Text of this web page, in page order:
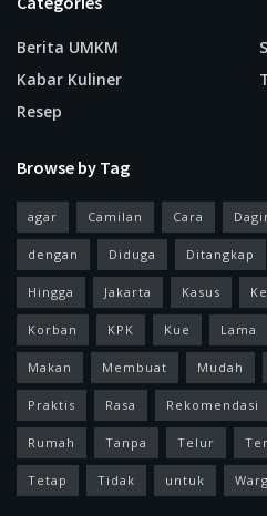
Berita UMKM
Kabar Kuliner
Resep
Browse by Tag
agar Camilan Cara
dengan Diduga Ditangkap
Hingga Jakarta Kasus
Korban KPK Kue Lama
Makan Membuat Mudah
Praktis Rasa Rekomendasi
Rumah Tanpa Telur
Tetap Tidak untuk